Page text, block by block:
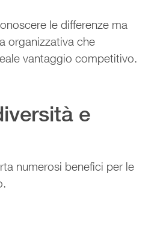
le differenze ma
organizzativa che
vantaggio competitivo.
e
numerosi benefici per le